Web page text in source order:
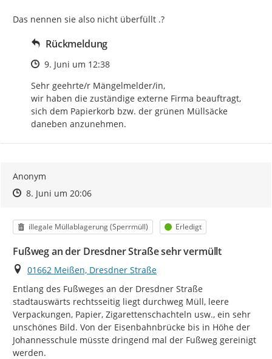
Das nennen sie also nicht überfüllt .?
Rückmeldung
Zeitpunkt des Erstellens
9. Juni um 12:38
Sehr geehrte/r Mängelmelder/in,
wir haben die zuständige externe Firma beauftragt,
sich dem Papierkorb bzw. der grünen Müllsäcke
daneben anzunehmen.
Anonym
Zeitpunkt des Erstellens
Zeitpunkt des Erstellens
8. Juni um 20:06Zur Äußerung
Kategorie
illegale Müllablagerung (Sperrmüll) Status
Erledigt
Fußweg an der Dresdner Straße sehr vermüllt
Ort
01662 Meißen, Dresdner Straße
Entlang des Fußweges an der Dresdner Straße
stadtauswärts rechtsseitig liegt durchweg Müll, leere
Verpackungen, Papier, Zigarettenschachteln usw., ein sehr
unschönes Bild. Von der Eisenbahnbrücke bis in Höhe der
Johannesschule müsste dringend mal der Fußweg gereinigt
werden.